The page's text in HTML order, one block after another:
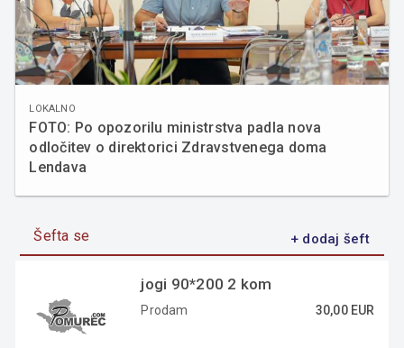
LOKALNO
FOTO: Po opozorilu ministrstva padla nova
odločitev o direktorici Zdravstvenega doma
Lendava
Šefta se + dodaj šeft
jogi 90*200 2 kom
Prodam 30,00 EUR